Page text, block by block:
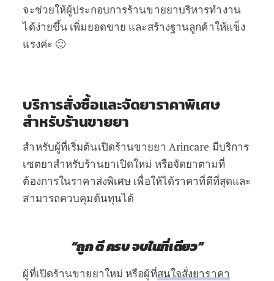
จะช่วยให้ผู้ประกอบการร้านขายยาบริหารทำงาน
ได้ง่ายขึ้น เพิ่มยอดขาย และสร้างฐานลูกค้าให้แข็ง
แรงค่ะ 🙂
บริการสั่งซื้อและจัดยาราคาพิเศษ
สำหรับร้านขายยา
สำหรับผู้ที่เริ่มต้นเปิดร้านขายยา Arincare มีบริการ
เซตยาสำหรับร้านยาเปิดใหม่ หรือจัดยาตามที่
ต้องการในราคาส่งพิเศษ เพื่อให้ได้ราคาที่ดีที่สุดและ
สามารถควบคุมต้นทุนได้
“ถูก ดี ครบ จบในที่เดียว”
ผู้ที่เปิดร้านขายยาใหม่ หรือผู้ที่สนใจสั่งยาราคา